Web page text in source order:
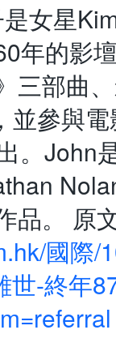
女星
年的影
三部曲
，並參與
。 John
。
原
國際/
-終年